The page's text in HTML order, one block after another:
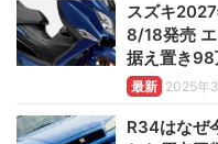
スズキ
8/18発売
据え置き
最新 2025年
R34はなぜ